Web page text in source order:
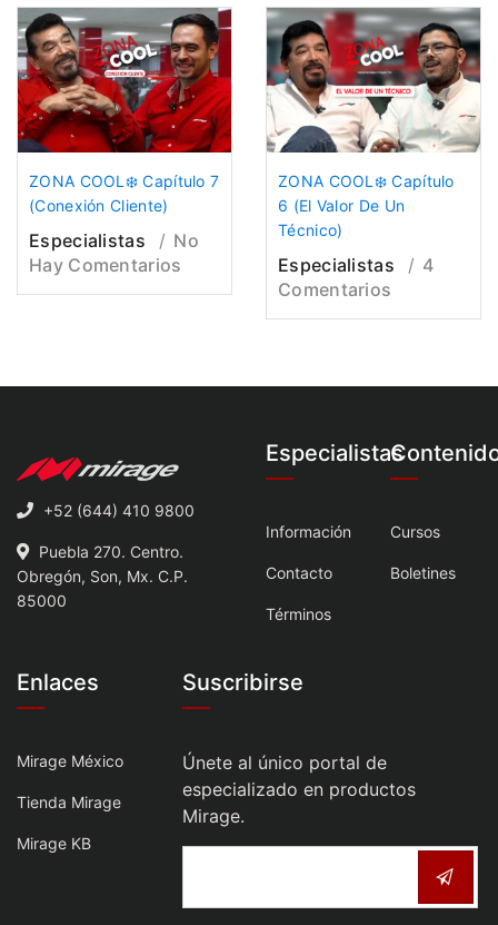
ZONA COOL❄️ Capítulo 7
(Conexión Cliente)
Especialistas
No
Hay Comentarios
ZONA COOL❄️ Capítulo
6 (El Valor De Un
Técnico)
Especialistas
4
Comentarios
+52 (644) 410 9800
Puebla 270. Centro.
Obregón, Son, Mx. C.P.
85000
Especialistas
Información
Contacto
Términos
Cursos
Boletines
Enlaces
Mirage México
Tienda Mirage
Mirage KB
Suscribirse
Únete al único portal de
especializado en productos
Mirage.